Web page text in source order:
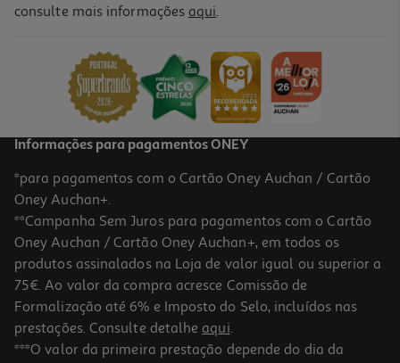
Conjunto De 12 Canetas De Feltro Auchan Ponta Dupla
Marcadores Auchan 18 Unidades
consulte mais informações aqui.
Informações para pagamentos ONEY
*para pagamentos com o Cartão Oney Auchan / Cartão
Oney Auchan+.
**Campanha Sem Juros para pagamentos com o Cartão
Oney Auchan / Cartão Oney Auchan+, em todos os
produtos assinalados na Loja de valor igual ou superior a
75€. Ao valor da compra acresce Comissão de
Formalização até 6% e Imposto do Selo, incluídos nas
prestações. Consulte detalhe aqui.
***O valor da primeira prestação depende do dia da